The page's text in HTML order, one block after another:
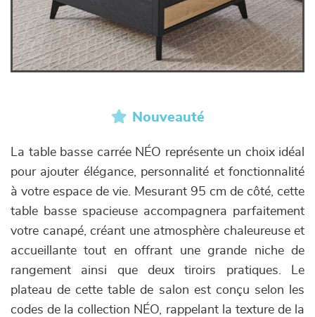
Nouveauté
La table basse carrée NÉO représente un choix idéal
pour ajouter élégance, personnalité et fonctionnalité
à votre espace de vie. Mesurant 95 cm de côté, cette
table basse spacieuse accompagnera parfaitement
votre canapé, créant une atmosphère chaleureuse et
accueillante tout en offrant une grande niche de
rangement ainsi que deux tiroirs pratiques. Le
plateau de cette table de salon est conçu selon les
codes de la collection NÉO, rappelant la texture de la